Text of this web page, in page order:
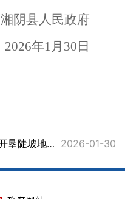
湘阴县人民政府
2026年1 月 30 日
图解：湘阴县人民政府关于禁止开垦陡坡地范围的公告 2026-01-30